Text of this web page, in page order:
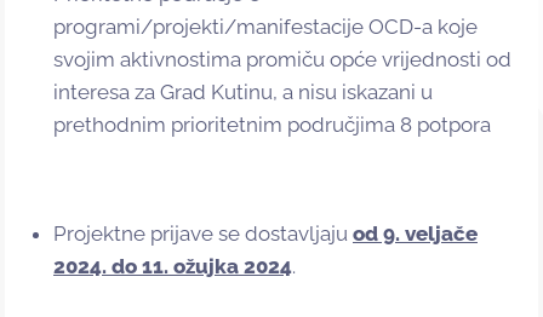
programi/projekti/manifestacije OCD-a koje
svojim aktivnostima promiču opće vrijednosti od
interesa za Grad Kutinu, a nisu iskazani u
prethodnim prioritetnim područjima 8 potpora
Projektne prijave se dostavljaju od 9. veljače
2024. do 11. ožujka 2024.